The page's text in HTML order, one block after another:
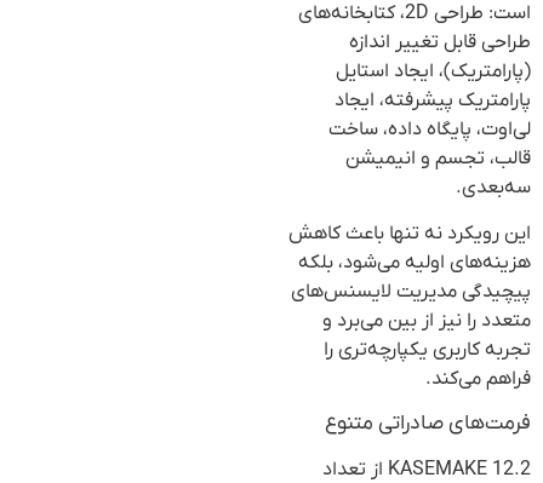
است: طراحی 2D، کتابخانه‌های
طراحی قابل تغییر اندازه
(پارامتریک)، ایجاد استایل
پارامتریک پیشرفته، ایجاد
لی‌اوت، پایگاه داده، ساخت
قالب، تجسم و انیمیشن
سه‌بعدی.
این رویکرد نه تنها باعث کاهش
هزینه‌های اولیه می‌شود، بلکه
پیچیدگی مدیریت لایسنس‌های
متعدد را نیز از بین می‌برد و
تجربه کاربری یکپارچه‌تری را
فراهم می‌کند.
فرمت‌های صادراتی متنوع
KASEMAKE 12.2 از تعداد